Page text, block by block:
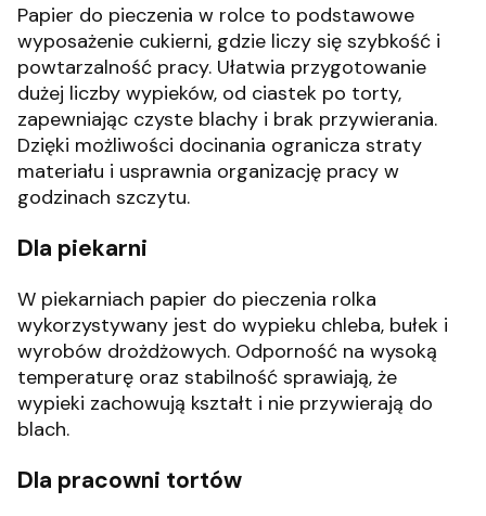
Papier do pieczenia w rolce to podstawowe
wyposażenie cukierni, gdzie liczy się szybkość i
powtarzalność pracy. Ułatwia przygotowanie
dużej liczby wypieków, od ciastek po torty,
zapewniając czyste blachy i brak przywierania.
Dzięki możliwości docinania ogranicza straty
materiału i usprawnia organizację pracy w
godzinach szczytu.
Dla piekarni
W piekarniach papier do pieczenia rolka
wykorzystywany jest do wypieku chleba, bułek i
wyrobów drożdżowych. Odporność na wysoką
temperaturę oraz stabilność sprawiają, że
wypieki zachowują kształt i nie przywierają do
blach.
Dla pracowni tortów